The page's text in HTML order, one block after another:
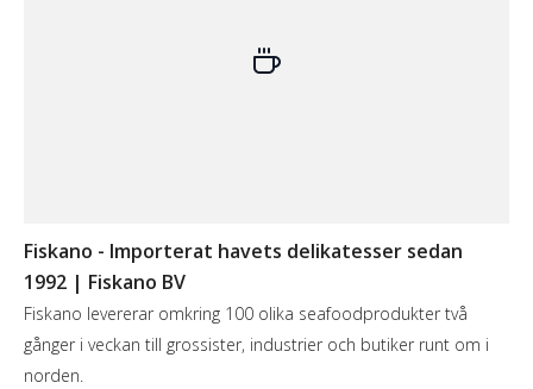
Fiskano - Importerat havets delikatesser sedan
1992 | Fiskano BV
Fiskano levererar omkring 100 olika seafoodprodukter två
gånger i veckan till grossister, industrier och butiker runt om i
norden.